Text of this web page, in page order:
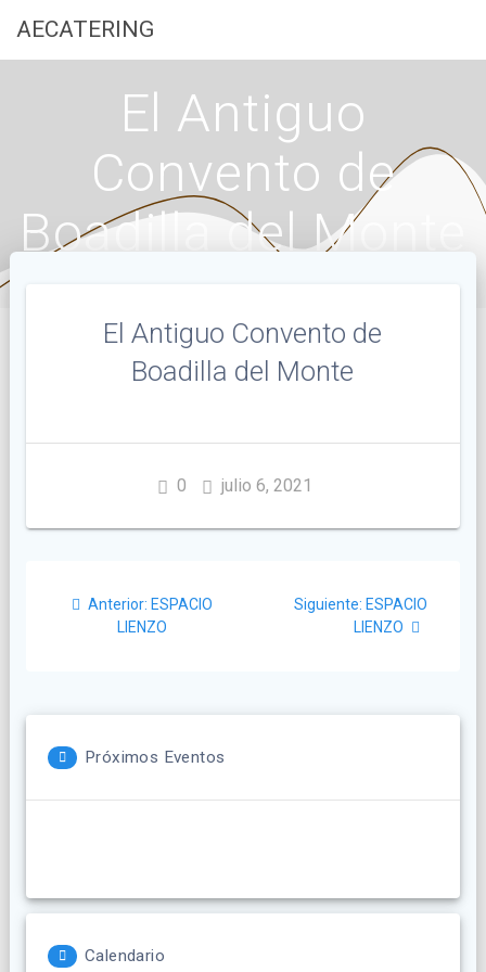
AECATERING
El Antiguo
Convento de
Boadilla del Monte
El Antiguo Convento de
Boadilla del Monte
0 julio 6, 2021
Anterior: Post
anterior:
ESPACIO
LIENZO
Siguiente: Siguiente
post:
ESPACIO
LIENZO
Próximos Eventos
Calendario